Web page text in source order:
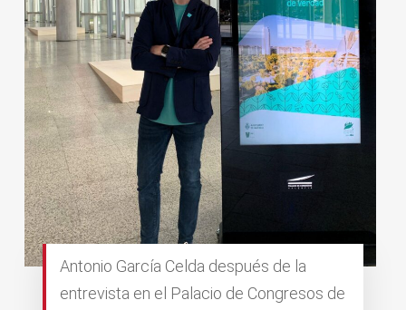
Antonio García Celda después de la
entrevista en el Palacio de Congresos de